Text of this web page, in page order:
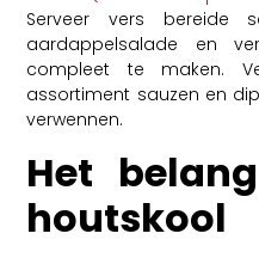
Serveer vers bereide
aardappelsalade en
compleet te maken.
assortiment sauzen en
verwennen.
Het
houtskool